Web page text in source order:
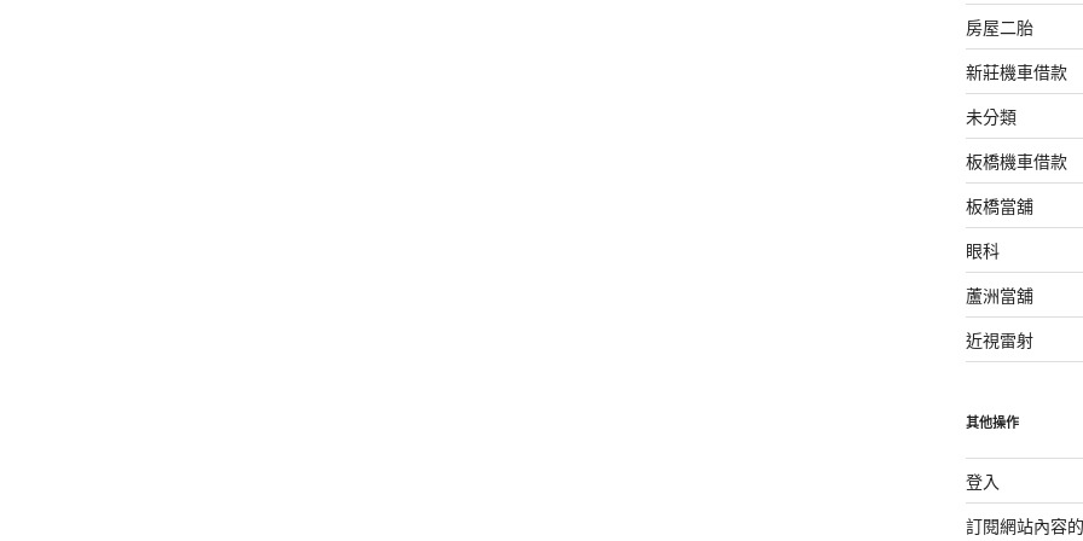
房屋二胎
新莊機車借款
未分類
板橋機車借款
板橋當舖
眼科
蘆洲當舖
近視雷射
其他操作
登入
訂閱網站內容